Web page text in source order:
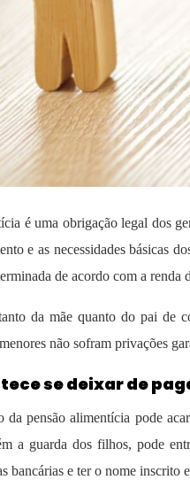
é uma obrigação legal dos
e as necessidades básicas
de acordo com a renda
da mãe quanto do pai de
não sofram privações
se deixar de
da pensão alimentícia pode
a guarda dos filhos, pode
bancárias e ter o nome inscrito